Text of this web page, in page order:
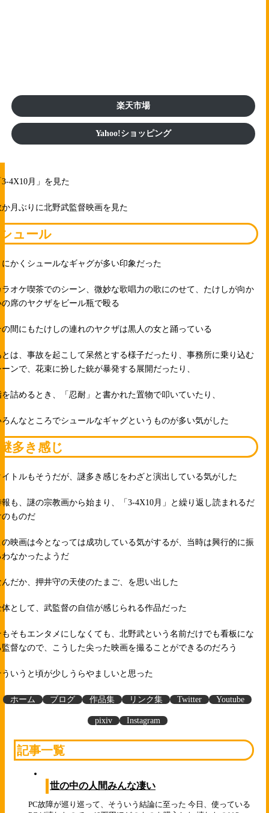
楽天市場
Yahoo!ショッピング
3-4X10月」を見た
か月ぶりに北野武監督映画を見た
シュール
にかくシュールなギャグが多い印象だった
ラオケ喫茶でのシーン、微妙な歌唱力の歌にのせて、たけしが向か
の席のヤクザをビール瓶で殴る
の間にもたけしの連れのヤクザは黒人の女と踊っている
とは、事故を起こして呆然とする様子だったり、事務所に乗り込む
ーンで、花束に扮した銃が暴発する展開だったり、
を詰めるとき、「忍耐」と書かれた置物で叩いていたり、
ろんなところでシュールなギャグというものが多い気がした
謎多き感じ
イトルもそうだが、謎多き感じをわざと演出している気がした
報も、謎の宗教画から始まり、「3-4X10月」と繰り返し読まれるだ
のものだ
の映画は今となっては成功している気がするが、当時は興行的に振
わなかったようだ
んだか、押井守の天使のたまご、を思い出した
体として、武監督の自信が感じられる作品だった
もそもエンタメにしなくても、北野武という名前だけでも看板にな
監督なので、こうした尖った映画を撮ることができるのだろう
ういうと頃が少しうらやましいと思った
ホーム ブログ 作品集 リンク集 Twitter Youtube
pixiv Instagram
記事一覧
世の中の人間みんな凄い
PC故障が巡り巡って、そういう結論に至った 今日、使っている